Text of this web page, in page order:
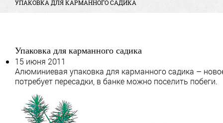
УПАКОВКА ДЛЯ КАРМАННОГО САДИКА
Упаковка для карманного садика
15 июня 2011
Алюминиевая упаковка для карманного садика –
потребует пересадки, в банке можно поселить побеги.